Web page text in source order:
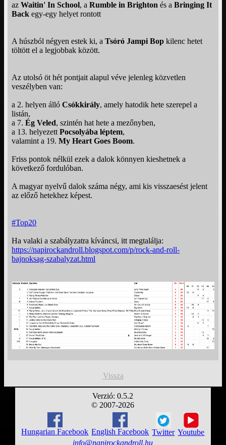
azWaitin' In School, aRumble in Brighton és aBringing It
Back egy-egy helyet rontott
A húszból négyen estek ki, aTsóró Jampi Bop kilenc hetet
töltött el a legjobbak között.
Az utolsó öt hét pontjait alapul véve jelenleg közvetlen
veszélyben van:
a 2. helyen állóCsókkirály, amely hatodik hete szerepel a
listán,
a 7.Ég Veled, szintén hat hete a mezőnyben,
a 13. helyezettPocsolyába léptem,
valamint a 19.My Heart Goes Boom.
Friss pontok nélkül ezek a dalok könnyen kieshetnek a
következő fordulóban.
A magyar nyelvű dalok száma négy, ami kis visszaesést jelent
az előző hetekhez képest.
#Top20
Ha valaki a szabályzatra kíváncsi, itt megtalálja:
https://napirockandroll.blogspot.com/p/rock-and-roll-
bajnoksag-szabalyzat.html
Vissza
Verzió: 0.5.2
© 2007-2026
Hungarian Facebook English Facebook Twitter Youtube
info@napirockandroll.hu